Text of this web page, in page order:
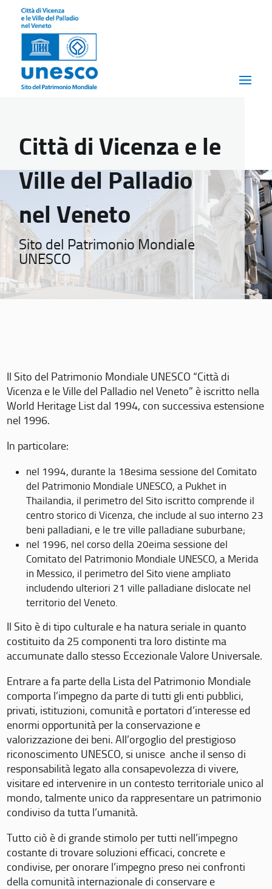
Città di Vicenza e le
Ville del Palladio
nel Veneto
Sito del Patrimonio Mondiale
UNESCO
Il Sito del Patrimonio Mondiale UNESCO “Città di
Vicenza e le Ville del Palladio nel Veneto” è iscritto nella
World Heritage List dal 1994, con successiva estensione
nel 1996.
In particolare:
nel 1994, durante la 18esima sessione del Comitato
del Patrimonio Mondiale UNESCO, a Pukhet in
Thailandia, il perimetro del Sito iscritto comprende il
centro storico di Vicenza, che include al suo interno 23
beni palladiani, e le tre ville palladiane suburbane;
nel 1996, nel corso della 20eima sessione del
Comitato del Patrimonio Mondiale UNESCO, a Merida
in Messico, il perimetro del Sito viene ampliato
includendo ulteriori 21 ville palladiane dislocate nel
territorio del Veneto.
Il Sito è di tipo culturale e ha natura seriale in quanto
costituito da 25 componenti tra loro distinte ma
accumunate dallo stesso Eccezionale Valore Universale.
Entrare a fa parte della Lista del Patrimonio Mondiale
comporta l’impegno da parte di tutti gli enti pubblici,
privati, istituzioni, comunità e portatori d’interesse ed
enormi opportunità per la conservazione e
valorizzazione dei beni. All’orgoglio del prestigioso
riconoscimento UNESCO, si unisce anche il senso di
responsabilità legato alla consapevolezza di vivere,
visitare ed intervenire in un contesto territoriale unico al
mondo, talmente unico da rappresentare un patrimonio
condiviso da tutta l’umanità.
Tutto ciò è di grande stimolo per tutti nell’impegno
costante di trovare soluzioni efficaci, concrete e
condivise, per onorare l’impegno preso nei confronti
della comunità internazionale di conservare e